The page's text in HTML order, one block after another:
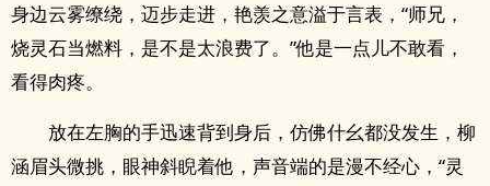
身边云雾缭绕，迈步走进，艳羡之意溢于言表，“师兄，
烧灵石当燃料，是不是太浪费了。”他是一点儿不敢看，
看得肉疼。
放在左胸的手迅速背到身后，仿佛什幺都没发生，柳
涵眉头微挑，眼神斜睨着他，声音端的是漫不经心，“灵